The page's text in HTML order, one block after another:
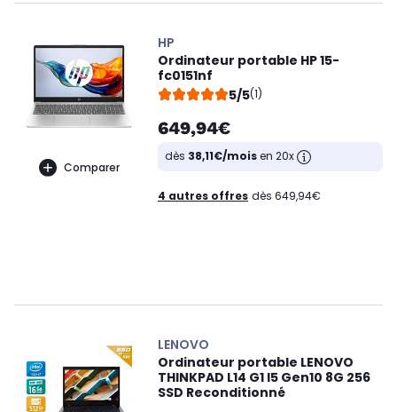
Comparer
HP
Ordinateur portable HP 15-
fc0151nf
5/5(1)
649,94€
dès 38,11€/moisen 20x
4 autres offres dès 649,94€
LENOVO
Ordinateur portable LENOVO
THINKPAD L14 G1 I5 Gen10 8G 256
SSD Reconditionné